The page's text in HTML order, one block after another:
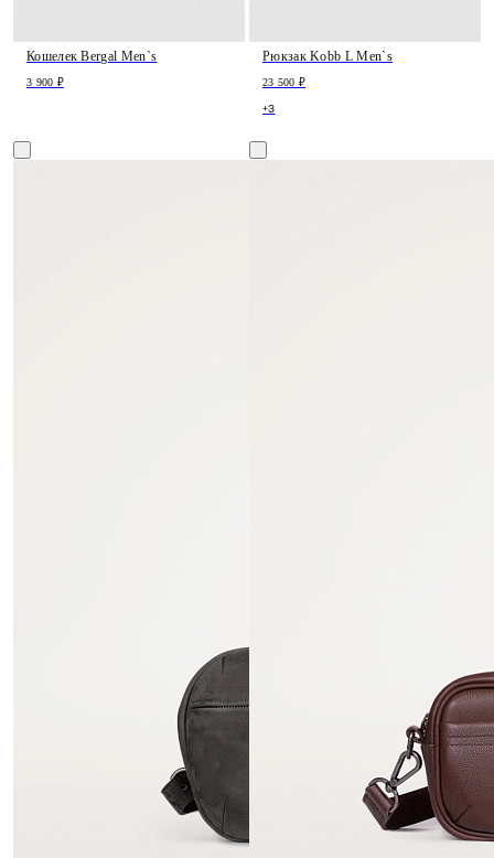
Кошелек Bergal Men`s
3 900 ₽
Рюкзак Kobb L Men`s
23 500 ₽
+3